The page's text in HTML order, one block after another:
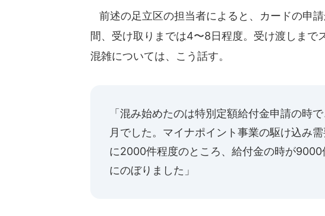
前述の足立区の担当者によると、カードの申
間、受け取りまでは4〜8日程度。受け渡しまで
混雑については、こう話す。
「混み始めたのは特別定額給付金申請の時
月でした。マイナポイント事業の駆け込み
に2000件程度のところ、給付金の時が
にのぼりました」